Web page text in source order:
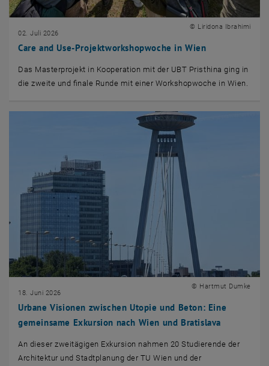
Care and Use-Projektworkshopwoche in Wien
02. Juli 2026
© Liridona Ibrahimi
Das Masterprojekt in Kooperation mit der UBT Pristhina ging in
die zweite und finale Runde mit einer Workshopwoche in Wien.
Urbane Visionen zwischen Utopie und Beton: Eine
gemeinsame Exkursion nach Wien und Bratislava
18. Juni 2026
© Hartmut Dumke
An dieser zweitägigen Exkursion nahmen 20 Studierende der
Architektur und Stadtplanung der TU Wien und der